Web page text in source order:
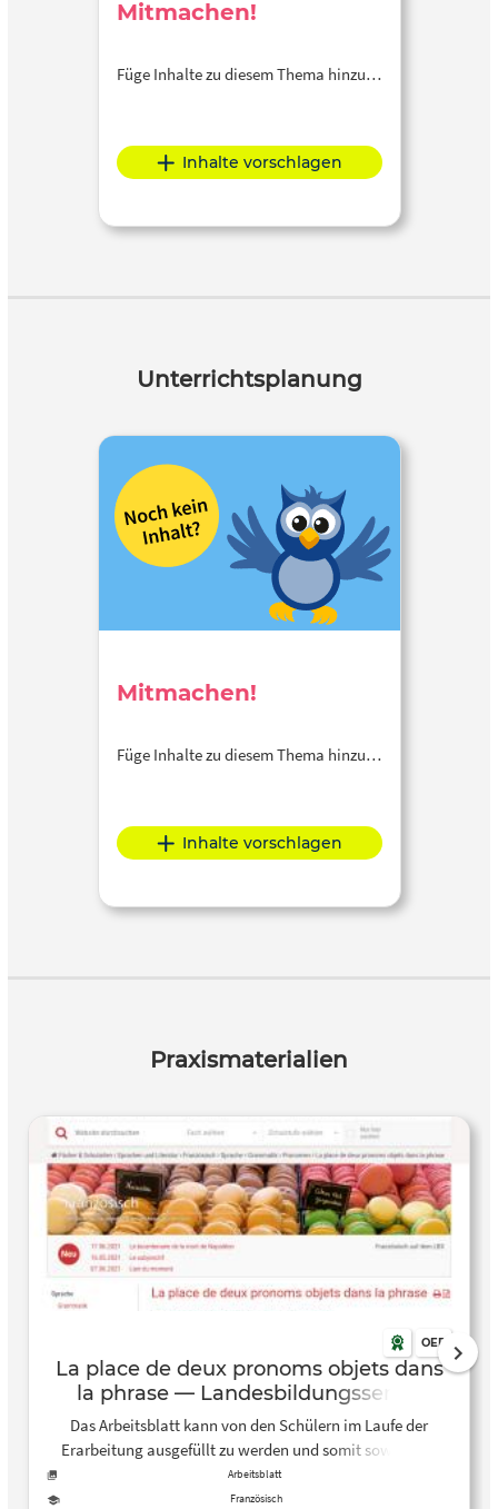
Mitmachen!
Füge Inhalte zu diesem Thema hinzu…
Inhalte vorschlagen
Unterrichtsplanung
Mitmachen!
Füge Inhalte zu diesem Thema hinzu…
Inhalte vorschlagen
Praxismaterialien
OER
La place de deux pronoms objets dans
la phrase — Landesbildungsserver
Baden-Württemberg
Das Arbeitsblatt kann von den Schülern im Laufe der
Erarbeitung ausgefüllt zu werden und somit sowohl als
Ergebnissicherung als auch als Übungsblatt zu dienen.
Arbeitsblatt
Französisch